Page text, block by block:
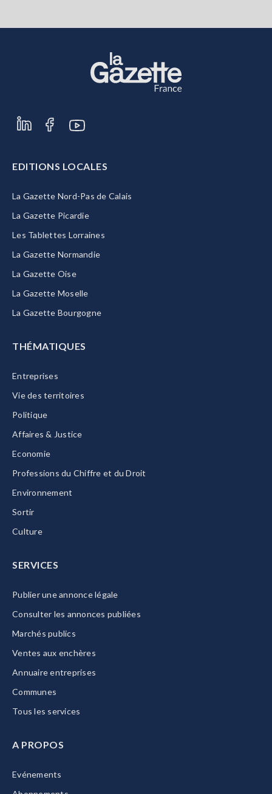
EDITIONS LOCALES
La Gazette Nord-Pas de Calais
La Gazette Picardie
Les Tablettes Lorraines
La Gazette Normandie
La Gazette Oise
La Gazette Moselle
La Gazette Bourgogne
THÉMATIQUES
Entreprises
Vie des territoires
Politique
Affaires & Justice
Economie
Professions du Chiffre et du Droit
Environnement
Sortir
Culture
SERVICES
Publier une annonce légale
Consulter les annonces publiées
Marchés publics
Ventes aux enchères
Annuaire entreprises
Communes
Tous les services
A PROPOS
Evénements